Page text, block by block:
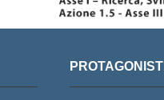
PROTAGONISTI